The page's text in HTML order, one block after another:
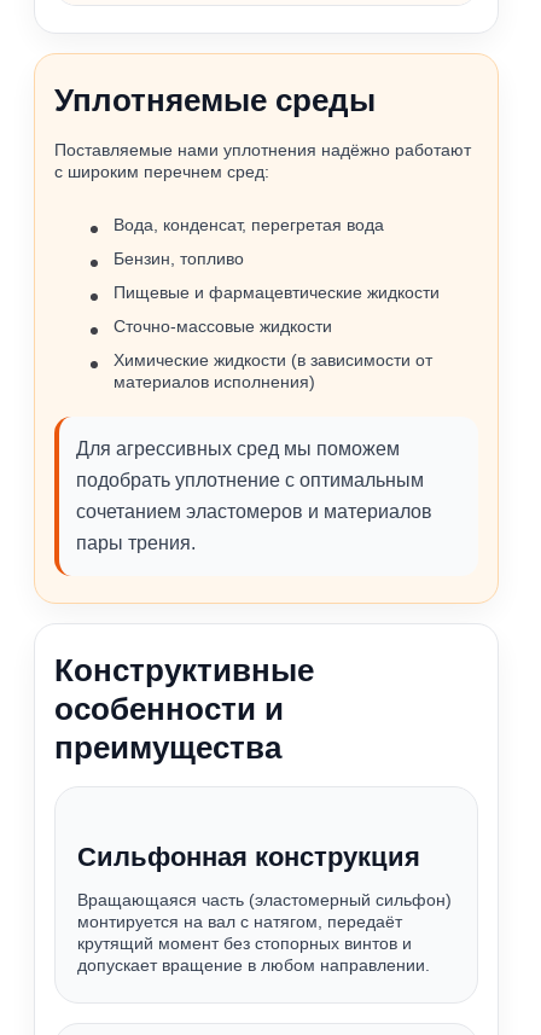
Уплотняемые среды
Поставляемые нами уплотнения надёжно работают
с широким перечнем сред:
Вода, конденсат, перегретая вода
Бензин, топливо
Пищевые и фармацевтические жидкости
Сточно‑массовые жидкости
Химические жидкости (в зависимости от
материалов исполнения)
Для агрессивных сред мы поможем
подобрать уплотнение с оптимальным
сочетанием эластомеров и материалов
пары трения.
Конструктивные
особенности и
преимущества
Сильфонная конструкция
Вращающаяся часть (эластомерный сильфон)
монтируется на вал с натягом, передаёт
крутящий момент без стопорных винтов и
допускает вращение в любом направлении.